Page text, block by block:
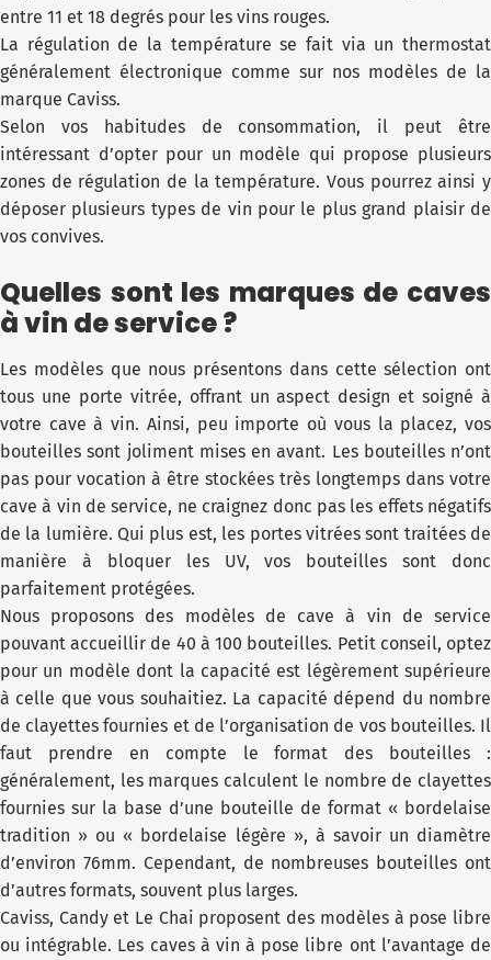
entre 11 et 18 degrés pour les vins rouges.
La régulation de la température se fait via un thermostat
généralement électronique comme sur nos modèles de la
marque Caviss.
Selon vos habitudes de consommation, il peut être
intéressant d’opter pour un modèle qui propose plusieurs
zones de régulation de la température. Vous pourrez ainsi y
déposer plusieurs types de vin pour le plus grand plaisir de
vos convives.
Quelles sont les marques de caves
à vin de service ?
Les modèles que nous présentons dans cette sélection ont
tous une porte vitrée, offrant un aspect design et soigné à
votre cave à vin. Ainsi, peu importe où vous la placez, vos
bouteilles sont joliment mises en avant. Les bouteilles n’ont
pas pour vocation à être stockées très longtemps dans votre
cave à vin de service, ne craignez donc pas les effets négatifs
de la lumière. Qui plus est, les portes vitrées sont traitées de
manière à bloquer les UV, vos bouteilles sont donc
parfaitement protégées.
Nous proposons des modèles de cave à vin de service
pouvant accueillir de 40 à 100 bouteilles. Petit conseil, optez
pour un modèle dont la capacité est légèrement supérieure
à celle que vous souhaitiez. La capacité dépend du nombre
de clayettes fournies et de l’organisation de vos bouteilles. Il
faut prendre en compte le format des bouteilles :
généralement, les marques calculent le nombre de clayettes
fournies sur la base d’une bouteille de format « bordelaise
tradition » ou « bordelaise légère », à savoir un diamètre
d’environ 76mm. Cependant, de nombreuses bouteilles ont
d’autres formats, souvent plus larges.
Caviss, Candy et Le Chai proposent des modèles à pose libre
ou intégrable. Les caves à vin à pose libre ont l’avantage de